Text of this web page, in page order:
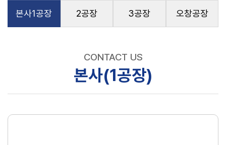
본사1공장 2공장 3공장 오창공장
CONTACT US
본사(1공장)